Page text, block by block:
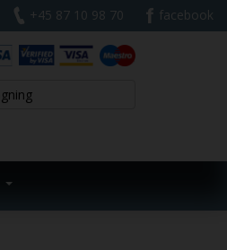
+45 87 10 98 70 facebook